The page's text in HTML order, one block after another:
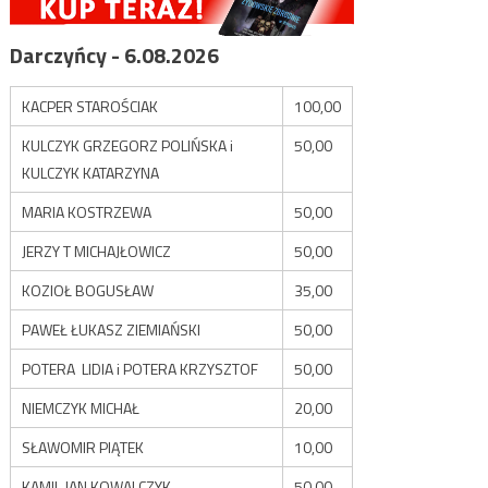
Darczyńcy - 6.08.2026
KACPER STAROŚCIAK
100,00
KULCZYK GRZEGORZ POLIŃSKA i
KULCZYK KATARZYNA
50,00
MARIA KOSTRZEWA
50,00
JERZY T MICHAJŁOWICZ
50,00
KOZIOŁ BOGUSŁAW
35,00
PAWEŁ ŁUKASZ ZIEMIAŃSKI
50,00
POTERA LIDIA i POTERA KRZYSZTOF
50,00
NIEMCZYK MICHAŁ
20,00
SŁAWOMIR PIĄTEK
10,00